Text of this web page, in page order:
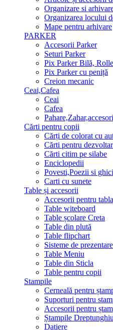
Organizare si
Organizarea locului
Mape pentru arhivare
PARKER
Accesorii Parker
Seturi Parker
Pix Parker Bilă,
Pix Parker cu peniță
Creion mecanic
Ceai,Cafea
Ceai
Cafea
Cărti pentru copii
Cărți de colorat cu
Сărti pentru
Cărti citim pe silabe
Enciclopedii
Povesti,Poezii si
Carti cu sunete
Table și accesorii
Accesorii pentru tabla
Table witeboard
Table școlare Creta
Table din plută
Table flipchart
Sisteme de prezentare
Table Meniu
Table din Sticla
Table pentru copii
Stampile
Cerneală pentru
Suporturi pentru
Accesorii pentru
Ștampile
Datiere